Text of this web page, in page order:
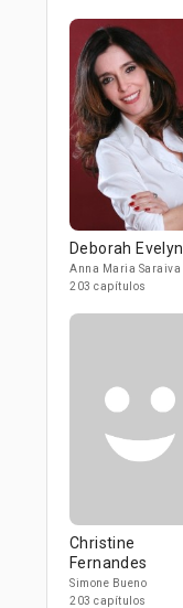
Deborah Evelyn
Anna Maria Saraiva
203 capítulos
Christine
Fernandes
Simone Bueno
203 capítulos